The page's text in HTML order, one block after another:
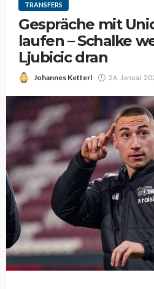
TRANSFERS
Gespräche mit
laufen – Schalke
Ljubicic dran
Johannes Ketterl 26. Januar